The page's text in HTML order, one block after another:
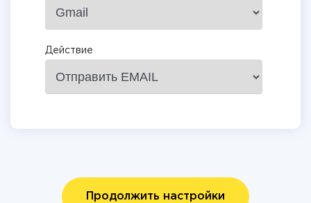
Действие
Продолжить настройки